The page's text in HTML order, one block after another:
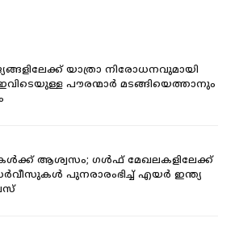
യാത്രാ നിരോധനവുമായി
പൗരന്മാർ മടങ്ങിയെത്താനും
ആശ്വസം;​ ഗൾഫ് മേഖലകളിലേക്ക്
പുനരാരംഭിച്ച് എയർ ഇന്ത്യ